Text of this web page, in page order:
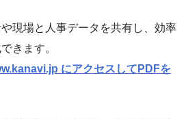
現場と人事データを共有し、効率
きます。
にアクセスしてPDFを